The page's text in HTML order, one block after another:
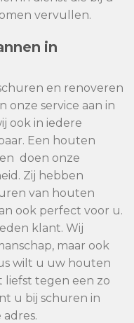
vervullen.
in
en renoveren
onze service aan in
ook in iedere
Een houten
doen onze
Zij hebben
van houten
ook perfect voor u.
klant. Wij
maar ook
wilt u uw houten
tegen een zo
u bij schuren in